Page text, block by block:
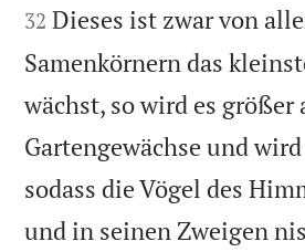
32 Dieses ist zwar von
Samenkörnern das
wächst, so wird es größer
Gartengewächse und
sodass die Vögel des
und in seinen Zweigen